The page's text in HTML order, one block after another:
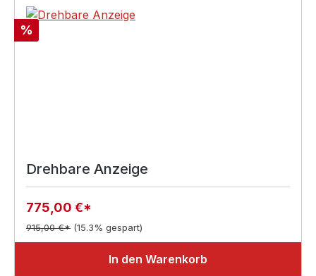
Rabatt
%
Drehbare Anzeige
775,00 €*
915,00 €* (15.3% gespart)
In den Warenkorb